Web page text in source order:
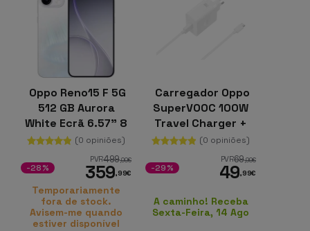
Oppo Reno15 F 5G
512 GB Aurora
White Ecrã 6.57" 8
GB de RAM
Qualcomm
Snapdragon 6 Gen
(0 opiniões)
PVR499,00€
359,99€
-28%
Temporariamente
fora de stock.
Avisem-me quando
estiver disponível
Carregador Oppo
SuperVOOC 100W
Travel Charger +
USB-C Data Cable
(0 opiniões)
PVR69,99€
49,99€
-29%
A caminho! Receba
Sexta-Feira, 14 Ago